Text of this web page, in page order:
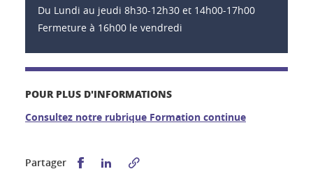
Du Lundi au jeudi 8h30-12h30 et 14h00-17h00
Fermeture à 16h00 le vendredi
POUR PLUS D'INFORMATIONS
Consultez notre rubrique Formation continue
Partager Partager sur Facebook
Partager sur LinkedIn